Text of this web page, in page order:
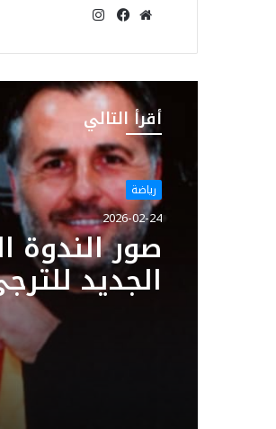
الويب
أقرأ التالي
رياضة
2026-02-24
صور الندوة
الجديد
Beaumelle